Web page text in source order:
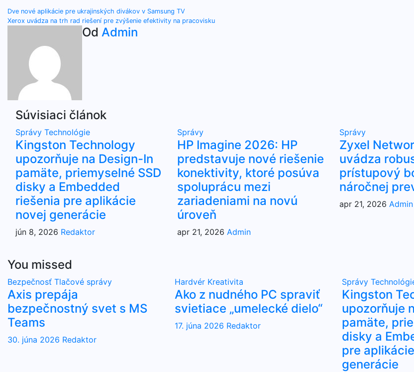
Navigácia
článku
Dve nové aplikácie pre ukrajinských divákov v Samsung TV
Xerox uvádza na trh rad riešení pre zvýšenie efektivity na pracovisku
Od Admin
Súvisiaci článok
Správy Technológie
Kingston Technology
upozorňuje na Design-In
pamäte, priemyselné SSD
disky a Embedded
riešenia pre aplikácie
novej generácie
jún 8, 2026 Redaktor
Správy
HP Imagine 2026: HP
predstavuje nové riešenie
konektivity, ktoré posúva
spoluprácu mezi
zariadeniami na novú
úroveň
apr 21, 2026Admin
Správy
Zyxel
uvádza
prístupový
náročnej
apr 21, 2026 Admin
You missed
Bezpečnosť Tlačové správy
Axis prepája
bezpečnostný svet s MS
Teams
30. júna 2026 Redaktor
Hardvér Kreativita
Ako z nudného PC spraviť
svietiace „umelecké dielo“
17. júna 2026 Redaktor
Správy
Kingston
upozorňuje
pamäte,
disky a
pre
generácie